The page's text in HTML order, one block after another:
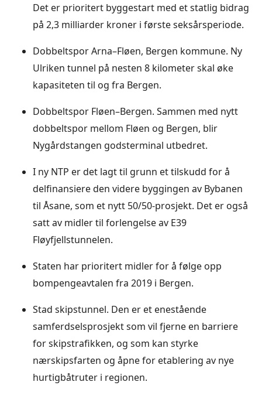
Det er prioritert byggestart med et statlig bidrag
på 2,3 milliarder kroner i første seksårsperiode.
Dobbeltspor Arna–Fløen, Bergen kommune. Ny
Ulriken tunnel på nesten 8 kilometer skal øke
kapasiteten til og fra Bergen.
Dobbeltspor Fløen–Bergen. Sammen med nytt
dobbeltspor mellom Fløen og Bergen, blir
Nygårdstangen godsterminal utbedret.
I ny NTP er det lagt til grunn et tilskudd for å
delfinansiere den videre byggingen av Bybanen
til Åsane, som et nytt 50/50-prosjekt. Det er også
satt av midler til forlengelse av E39
Fløyfjellstunnelen.
Staten har prioritert midler for å følge opp
bompengeavtalen fra 2019 i Bergen.
Stad skipstunnel. Den er et enestående
samferdselsprosjekt som vil fjerne en barriere
for skipstrafikken, og som kan styrke
nærskipsfarten og åpne for etablering av nye
hurtigbåtruter i regionen.